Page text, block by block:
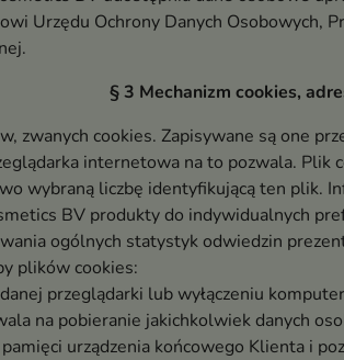
Urzędu Ochrony Danych Osobowych,
§ 3 Mechanizm cookies,
zwanych cookies. Zapisywane są one
internetowa na to pozwala. Plik
wybraną liczbę identyfikującą ten plik.
BV produkty do indywidualnych
ogólnych statystyk odwiedzin
plików cookies:
przeglądarki lub wyłączeniu
na pobieranie jakichkolwiek danych
urządzenia końcowego Klienta i